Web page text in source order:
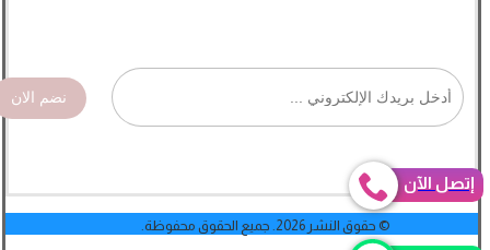
نضم الان
© حقوق النشر 2026. جميع الحقوق محفوظة.
إتصل الآن